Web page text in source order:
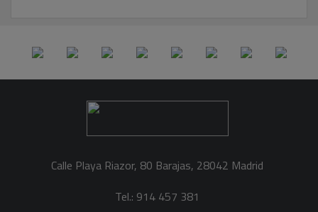
Calle Playa Riazor, 80 Barajas, 28042 Madrid
Tel.: 914 457 381